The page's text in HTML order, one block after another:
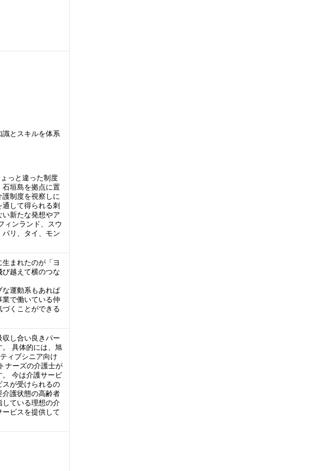
とスキルを体系
っと違った制度
石垣島を拠点に置
制度を視察しに
して得られる刺
新たな発想やア
ィンランド、スウ
リ、タイ、モン
生まれたのが「ヨ
越えて横のつな
な運動系もあれば
で働いている仲
くことができる
し合い良きパー
。 具体的には、旭
ィブシニア向け
ナーズの介護士が
。 今は介護サービ
スが受けられるの
介護状態の高齢者
している理想の介
ビスを提供して